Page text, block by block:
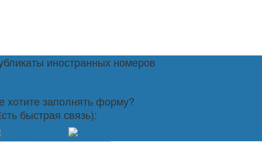
иностранных номеров
хотите заполнять форму?
быстрая связь):